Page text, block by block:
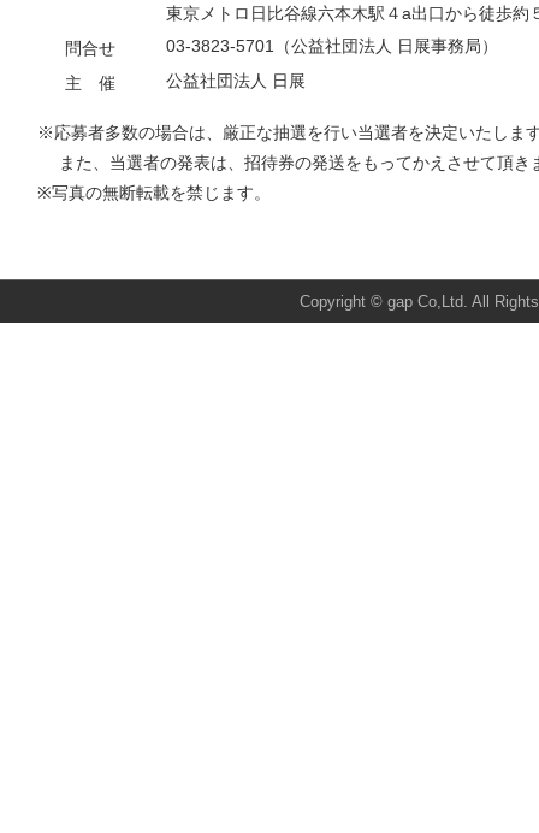
東京メトロ日比谷線六本木駅４a出口から徒歩約
問合せ
03-3823-5701（公益社団法人 日展事務局）
主 催
公益社団法人 日展
※応募者多数の場合は、厳正な抽選を行い当選者を決定いたしま
また、当選者の発表は、招待券の発送をもってかえさせて頂き
※写真の無断転載を禁じます。
Copyright © gap Co,Ltd. All